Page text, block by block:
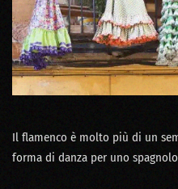
Il flamenco è molto più di un
forma di danza per uno